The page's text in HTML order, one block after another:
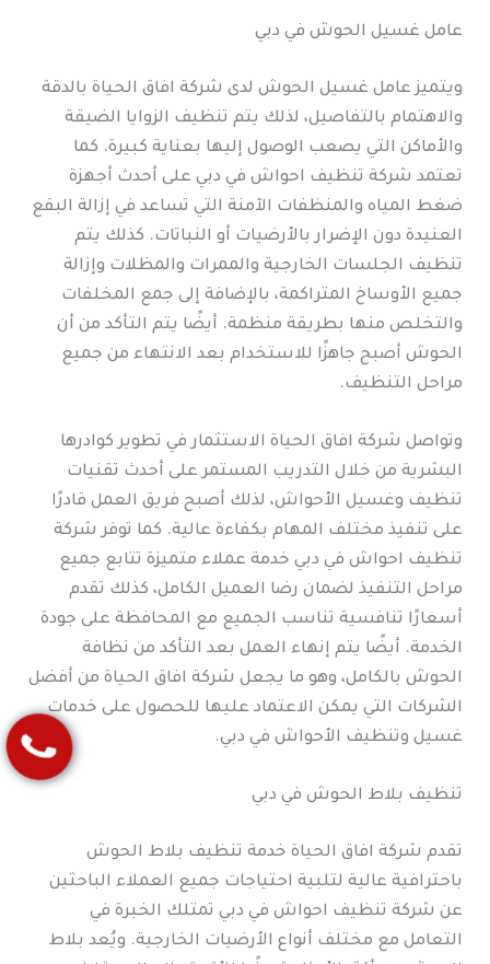
عامل غسيل الحوش في دبي
ويتميز عامل غسيل الحوش لدى شركة افاق الحياة بالدقة
والاهتمام بالتفاصيل، لذلك يتم تنظيف الزوايا الضيقة
والأماكن التي يصعب الوصول إليها بعناية كبيرة. كما
تعتمد شركة تنظيف احواش في دبي على أحدث أجهزة
ضغط المياه والمنظفات الآمنة التي تساعد في إزالة البقع
العنيدة دون الإضرار بالأرضيات أو النباتات. كذلك يتم
تنظيف الجلسات الخارجية والممرات والمظلات وإزالة
جميع الأوساخ المتراكمة، بالإضافة إلى جمع المخلفات
والتخلص منها بطريقة منظمة. أيضًا يتم التأكد من أن
الحوش أصبح جاهزًا للاستخدام بعد الانتهاء من جميع
مراحل التنظيف.
وتواصل شركة افاق الحياة الاستثمار في تطوير كوادرها
البشرية من خلال التدريب المستمر على أحدث تقنيات
تنظيف وغسيل الأحواش، لذلك أصبح فريق العمل قادرًا
على تنفيذ مختلف المهام بكفاءة عالية. كما توفر شركة
تنظيف احواش في دبي خدمة عملاء متميزة تتابع جميع
مراحل التنفيذ لضمان رضا العميل الكامل، كذلك تقدم
أسعارًا تنافسية تناسب الجميع مع المحافظة على جودة
الخدمة. أيضًا يتم إنهاء العمل بعد التأكد من نظافة
الحوش بالكامل، وهو ما يجعل شركة افاق الحياة من أفضل
الشركات التي يمكن الاعتماد عليها للحصول على خدمات
غسيل وتنظيف الأحواش في دبي.
تنظيف بلاط الحوش في دبي
تقدم شركة افاق الحياة خدمة تنظيف بلاط الحوش
باحترافية عالية لتلبية احتياجات جميع العملاء الباحثين
عن شركة تنظيف احواش في دبي تمتلك الخبرة في
التعامل مع مختلف أنواع الأرضيات الخارجية. ويُعد بلاط